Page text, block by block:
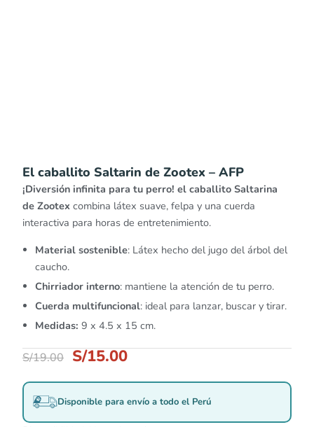
El caballito Saltarin de Zootex – AFP
¡Diversión infinita para tu perro! el caballito Saltarina
de Zootex combina látex suave, felpa y una cuerda
interactiva para horas de entretenimiento.
Material sostenible: Látex hecho del jugo del árbol del
caucho.
Chirriador interno: mantiene la atención de tu perro.
Cuerda multifuncional: ideal para lanzar, buscar y tirar.
Medidas: 9 x 4.5 x 15 cm.
S/19.00 S/15.00
Disponible para envío a todo el Perú